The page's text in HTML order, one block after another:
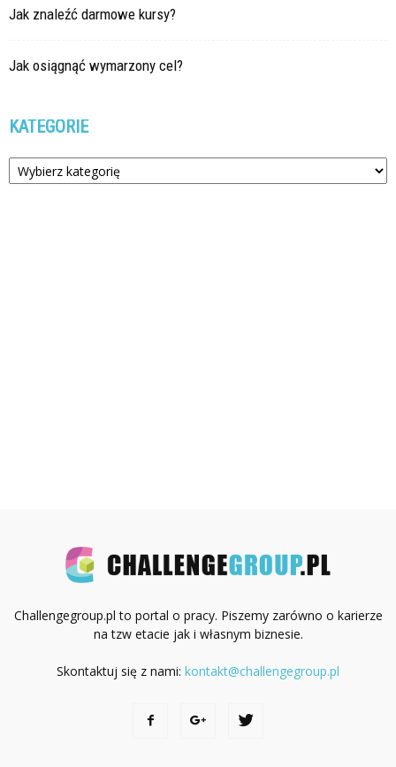
Jak znaleźć darmowe kursy?
Jak osiągnąć wymarzony cel?
KATEGORIE
Kategorie
Challengegroup.pl to portal o pracy. Piszemy zarówno o karierze
na tzw etacie jak i własnym biznesie.
Skontaktuj się z nami: kontakt@challengegroup.pl